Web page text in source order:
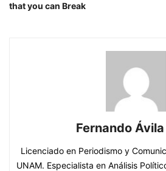
that you can Break
Fernando
Licenciado en Periodismo y
UNAM. Especialista en Análisis